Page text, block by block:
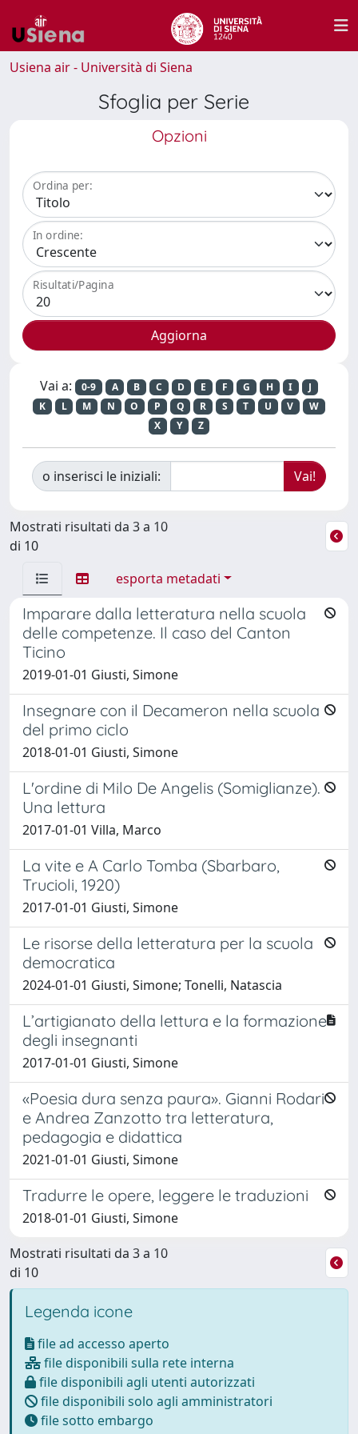
Usiena air - Università di Siena
Sfoglia per Serie
Opzioni
Ordina per:
In ordine:
Risultati/Pagina
Vai a: 0-9 A B C D E F G H I
J
K
L M N O P Q R S T U V
W
X
Y Z
o inserisci le iniziali:
Mostrati risultati da 3 a 10
di 10
esporta metadati
Imparare dalla letteratura nella scuola
delle competenze. Il caso del Canton
Ticino
2019-01-01 Giusti, Simone
Insegnare con il Decameron nella scuola
del primo ciclo
2018-01-01 Giusti, Simone
L'ordine di Milo De Angelis (Somiglianze).
Una lettura
2017-01-01 Villa, Marco
La vite e A Carlo Tomba (Sbarbaro,
Trucioli, 1920)
2017-01-01 Giusti, Simone
Le risorse della letteratura per la scuola
democratica
2024-01-01 Giusti, Simone; Tonelli, Natascia
L’artigianato della lettura e la formazione
degli insegnanti
2017-01-01 Giusti, Simone
«Poesia dura senza paura». Gianni Rodari
e Andrea Zanzotto tra letteratura,
pedagogia e didattica
2021-01-01 Giusti, Simone
Tradurre le opere, leggere le traduzioni
2018-01-01 Giusti, Simone
Mostrati risultati da 3 a 10
di 10
Legenda icone
file ad accesso aperto
file disponibili sulla rete interna
file disponibili agli utenti autorizzati
file disponibili solo agli amministratori
file sotto embargo